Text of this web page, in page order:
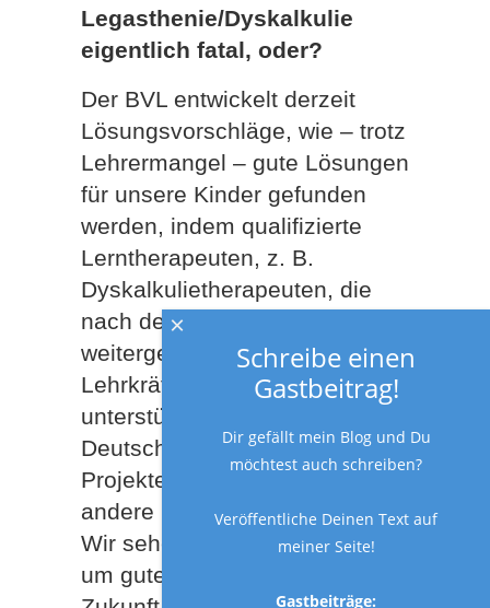
Legasthenie/Dyskalkulie
eigentlich fatal, oder?
Der BVL entwickelt derzeit
Lösungsvorschläge, wie – trotz
Lehrermangel – gute Lösungen
für unsere Kinder gefunden
werden, indem qualifizierte
Lerntherapeuten, z. B.
Dyskalkulietherapeuten, die
nach dem BVL-Standard
weitergebildet wurden,
Lehrkräfte in den Schulen
unterstützen. Es gibt in
Deutschland durchaus
Projekte, die beispielhaft für
andere Schulen sein können.
Wir sehen darin einen Weg,
um gute Lösungen für die
Schreibe einen
Gastbeitrag!
Dir gefällt mein Blog und Du
möchtest auch schreiben?
Veröffentliche Deinen Text auf
meiner Seite!
Gastbeiträge:
×